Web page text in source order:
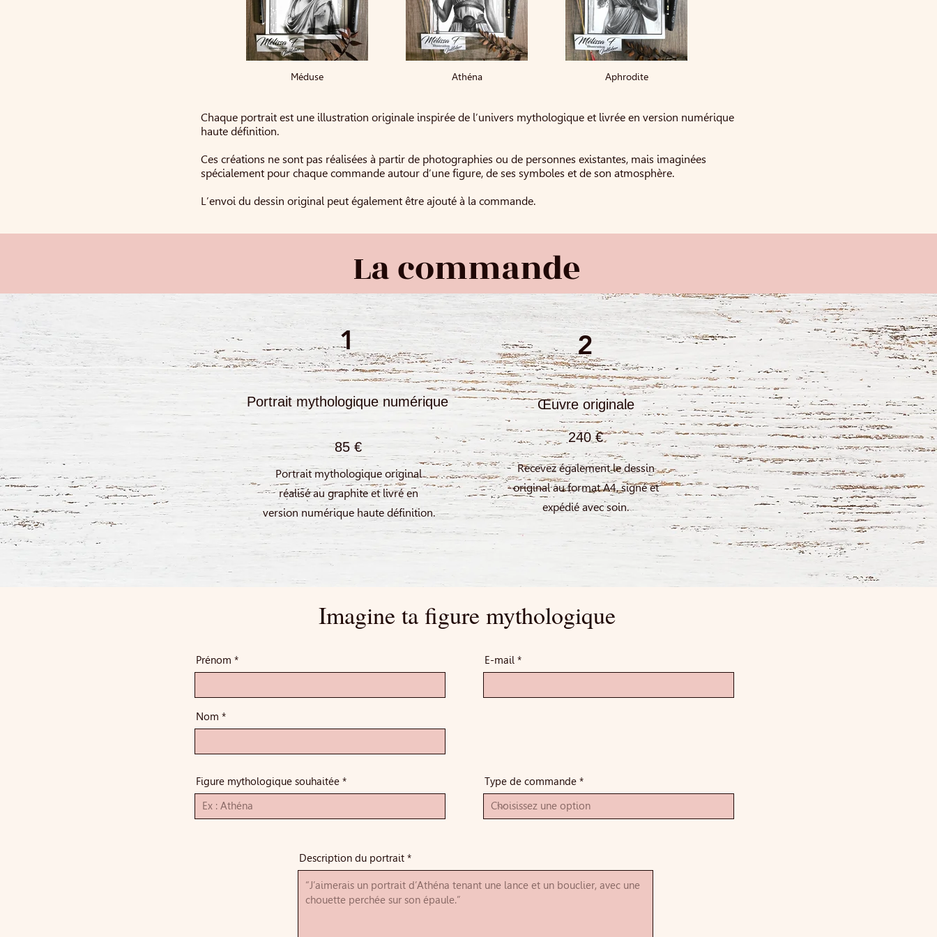
Méduse Athéna Aphrodite
Chaque portrait est une illustration originale inspirée de l’univers mythologique et livrée en version numérique
haute définition.
Ces créations ne sont pas réalisées à partir de photographies ou de personnes existantes, mais imaginées
spécialement pour chaque commande autour d’une figure, de ses symboles et de son atmosphère.
L’envoi du dessin original peut également être ajouté à la commande.
La commande
1
Portrait mythologique numérique
85 €
Portrait mythologique original
réalisé au graphite et livré en
version numérique haute définition.
2
Œuvre originale
240 €
Recevez également le dessin
original au format A4, signé et
expédié avec soin.
Imagine ta figure mythologique
Prénom E-mail
Nom
Figure mythologique souhaitée Type de commande
Description du portrait